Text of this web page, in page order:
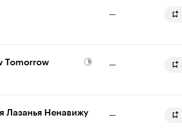
—
Tomorrow —
Лазанья Ненавижу
—